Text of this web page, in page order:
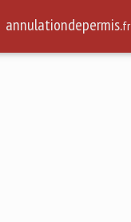
annulationdepermis.fr